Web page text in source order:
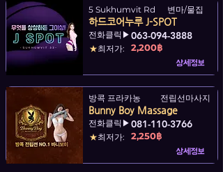
하드코어누루 J-SPOT
변마/물집
5 Sukhumvit Rd
전화클릭▶ 063-094-3888
★최저가: 2,200฿
상세정보
Bunny Boy Massage
전립선마사지
방콕 프라카농
전화클릭▶ 081-110-3766
★최저가: 2,250฿
상세정보